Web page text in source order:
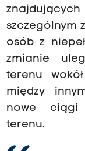
szczególnym
osób z
zmianie
terenu
między
nowe ciągi
terenu.